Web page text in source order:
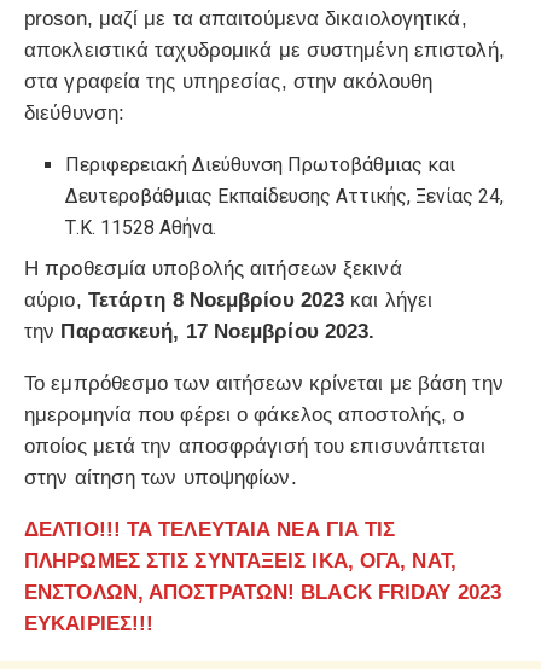
proson, μαζί με τα απαιτούμενα δικαιολογητικά,
αποκλειστικά ταχυδρομικά με συστημένη επιστολή,
στα γραφεία της υπηρεσίας, στην ακόλουθη
διεύθυνση:
Περιφερειακή Διεύθυνση Πρωτοβάθμιας και
Δευτεροβάθμιας Εκπαίδευσης Αττικής, Ξενίας 24,
Τ.Κ. 11528 Αθήνα.
Η προθεσμία υποβολής αιτήσεων ξεκινά
αύριο, Τετάρτη 8 Νοεμβρίου 2023 και λήγει
την Παρασκευή, 17 Νοεμβρίου 2023.
Το εμπρόθεσμο των αιτήσεων κρίνεται με βάση την
ημερομηνία που φέρει ο φάκελος αποστολής, ο
οποίος μετά την αποσφράγισή του επισυνάπτεται
στην αίτηση των υποψηφίων.
ΔΕΛΤΙΟ!!! ΤΑ ΤΕΛΕΥΤΑΙΑ ΝΕΑ ΓΙΑ ΤΙΣ
ΠΛΗΡΩΜΕΣ ΣΤΙΣ ΣΥΝΤΑΞΕΙΣ ΙΚΑ, ΟΓΑ, ΝΑΤ,
ΕΝΣΤΟΛΩΝ, ΑΠΟΣΤΡΑΤΩΝ! BLACK FRIDAY 2023
ΕΥΚΑΙΡΙΕΣ!!!